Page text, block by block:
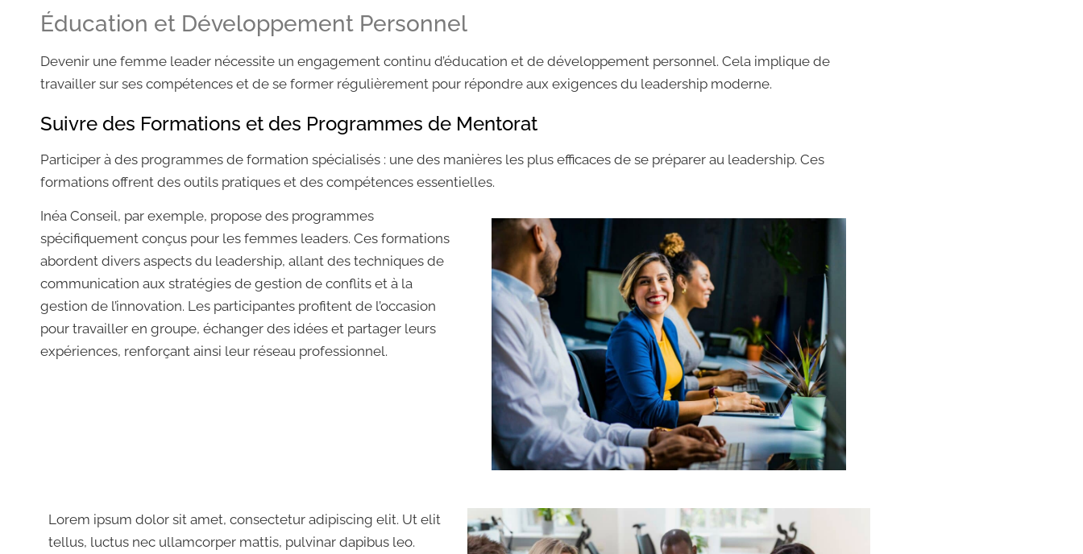
Éducation et Développement Personnel
Devenir une femme leader nécessite un engagement continu d’éducation et de développement personnel. Cela implique de
travailler sur ses compétences et de se former régulièrement pour répondre aux exigences du leadership moderne.
Suivre des Formations et des Programmes de Mentorat
Participer à des programmes de formation spécialisés : une des manières les plus efficaces de se préparer au leadership. Ces
formations offrent des outils pratiques et des compétences essentielles.
Inéa Conseil, par exemple, propose des programmes
spécifiquement conçus pour les femmes leaders. Ces formations
abordent divers aspects du leadership, allant des techniques de
communication aux stratégies de gestion de conflits et à la
gestion de l’innovation. Les participantes profitent de l’occasion
pour travailler en groupe, échanger des idées et partager leurs
expériences, renforçant ainsi leur réseau professionnel.
Lorem ipsum dolor sit amet, consectetur adipiscing elit. Ut elit
tellus, luctus nec ullamcorper mattis, pulvinar dapibus leo.